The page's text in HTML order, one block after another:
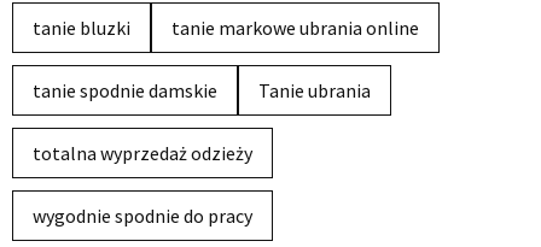
tanie bluzki tanie markowe ubrania online
tanie spodnie damskie Tanie ubrania
totalna wyprzedaż odzieży
wygodnie spodnie do pracy